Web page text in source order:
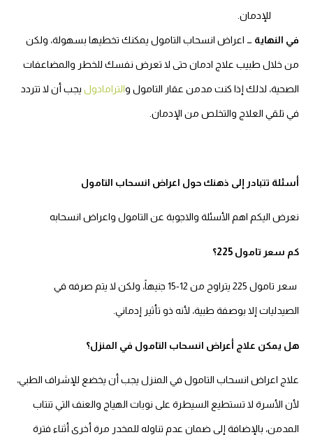
للإدمان.
في النهاية … اعراض انسحاب التامول يمكنك تخطيها بسهولة، ولكن
من خلال طبيب علاج ادمان حتى لا تعرض نفسك للخطر والمضاعفات
الصحية، لذلك إذا كنت مدمن عقار التامول والترامادول يجب أن لا تتردد
في تلقي العلاج والتخلص من الإدمان.
أسئلة تتبادر إلى ذهنك حول اعراض انسحاب التامول
نعرض اليكم اهم الأسئلة والاجوبة عن التامول واعراض انسحابه
كم سعر تامول 225؟
سعر تامول 225 يتراوح من 12-15 جنيهاً، ولكن لا يتم صرفه في
الصيدليات إلا بوصفة طبية، لأنه ذو تأثير إدماني.
هل يمكن علاج أعراض انسحاب التامول في المنزل؟
علاج اعراض انسحاب التامول في المنزل يجب أن يخضع للإشراف الطبي،
لأن الأسرة لا تستطيع السيطرة على نوبات الهياج والعنف التي تنتاب
المدمن، بالإضافة إلى ضمان عدم تناوله للمخدر مرة أخرى أثناء فترة